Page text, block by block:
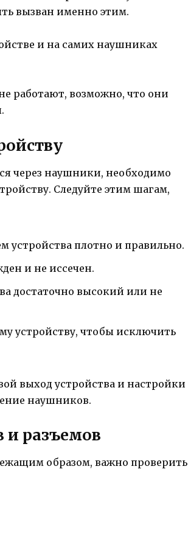
вызван именно этим.
и на самих наушниках
работают, возможно, что они
через наушники, необходимо
Следуйте этим шагам,
устройства плотно и правильно.
и не иссечен.
достаточно высокий или не
устройству, чтобы исключить
выход устройства и настройки
наушников.
и разъемов
образом, важно проверить